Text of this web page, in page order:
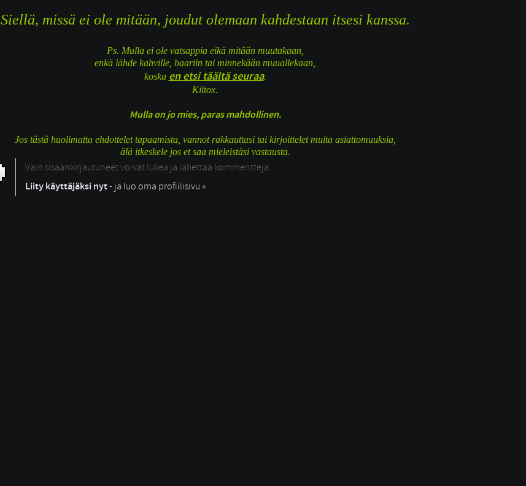
Siellä, missä ei ole mitään, joudut olemaan kahdestaan itsesi kanssa.
Ps. Mulla ei ole vatsappia eikä mitään muutakaan,
enkä lähde kahville, baariin tai minnekään muuallekaan,
koska en etsi täältä seuraa.
Kiitox.
Mulla on jo mies, paras mahdollinen.
Jos tästä huolimatta ehdottelet tapaamista, vannot rakkauttasi tai kirjoittelet muita asiattomuuksia,
älä itkeskele jos et saa mieleistäsi vastausta.
Vain sisäänkirjautuneet voivat lukea ja lähettää kommentteja.
Liity käyttäjäksi nyt- ja luo oma profiilisivu »